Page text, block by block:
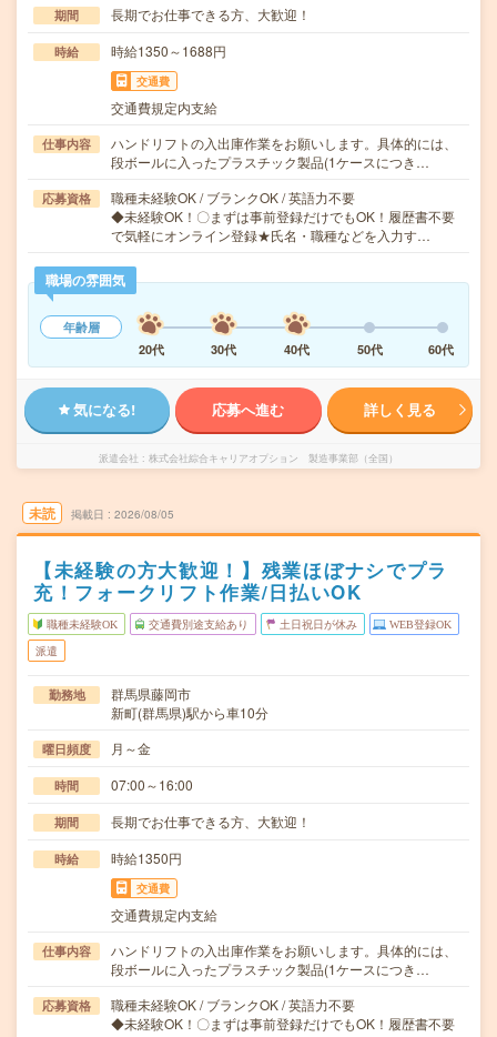
期間 長期でお仕事できる方、大歓迎！
時給 時給1350～1688円
交通費
交通費規定内支給
仕事内容
ハンドリフトの入出庫作業をお願いします。具体的には、
段ボールに入ったプラスチック製品(1ケースにつき…
応募資格
職種未経験OK / ブランクOK / 英語力不要
◆未経験OK！〇まずは事前登録だけでもOK！履歴書不要
で気軽にオンライン登録★氏名・職種などを入力す…
職場の雰囲気
年齢層
20代
30代 40代 50代 60代
気になる! 応募へ進む 詳しく見る
派遣会社 株式会社綜合キャリアオプション 製造事業部（全国）
未読 掲載日 2026/08/05
【未経験の方大歓迎！】残業ほぼナシでプラ
充！フォークリフト作業/日払いOK
職種未経験OK 交通費別途支給あり 土日祝日が休み WEB登録OK
派遣
勤務地
群馬県藤岡市
新町(群馬県)駅から車10分
曜日頻度 月～金
時間 07:00～16:00
期間 長期でお仕事できる方、大歓迎！
時給 時給1350円
交通費
交通費規定内支給
仕事内容
ハンドリフトの入出庫作業をお願いします。具体的には、
段ボールに入ったプラスチック製品(1ケースにつき…
応募資格
職種未経験OK / ブランクOK / 英語力不要
◆未経験OK！〇まずは事前登録だけでもOK！履歴書不要